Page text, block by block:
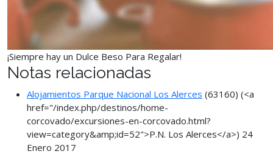
¡Siempre hay un Dulce Beso Para Regalar!
Notas relacionadas
Alojamientos Parque Nacional Los Alerces (63160) (<a
href="/index.php/destinos/home-
corcovado/excursiones-en-corcovado.html?
view=category&amp;id=52">P.N. Los Alerces</a>) 24
Enero 2017